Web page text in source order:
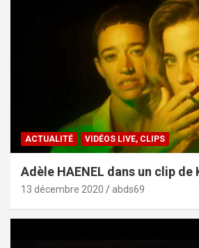
ACTUALITÉ VIDÉOS LIVE, CLIPS
Adèle HAENEL dans un clip de
13 décembre 2020 abds69